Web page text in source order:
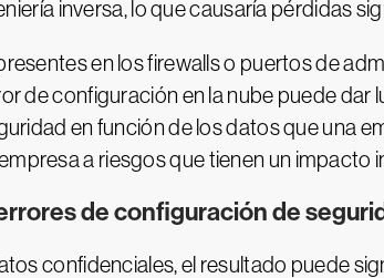
inversa, lo que causaría pérdidas
en los firewalls o puertos de
de configuración en la nube puede
en función de los datos que una
a riesgos que tienen un impacto
de configuración de
confidenciales, el resultado puede